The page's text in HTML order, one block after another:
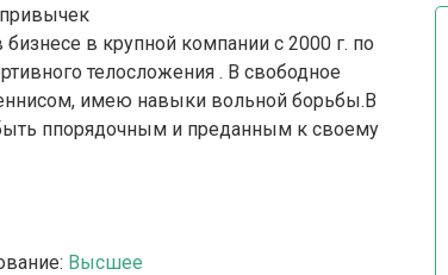
в крупной компании с 2000 г. по
телосложения . В свободное
имею навыки вольной борьбы.В
ппорядочным и преданным к своему
Высшее